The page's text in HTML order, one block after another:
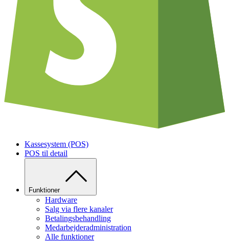
Kassesystem (POS)
POS til detail
Funktioner
Hardware
Salg via flere kanaler
Betalingsbehandling
Medarbejderadministration
Alle funktioner